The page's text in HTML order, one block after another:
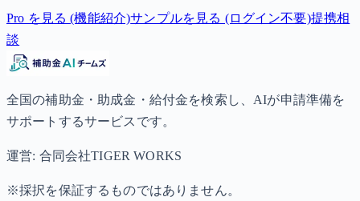
Pro を見る (機能紹介)サンプルを見る (ログイン不要)提携相
談
全国の補助金・助成金・給付金を検索し、AIが申請準備を
サポートするサービスです。
運営: 合同会社TIGER WORKS
※採択を保証するものではありません。